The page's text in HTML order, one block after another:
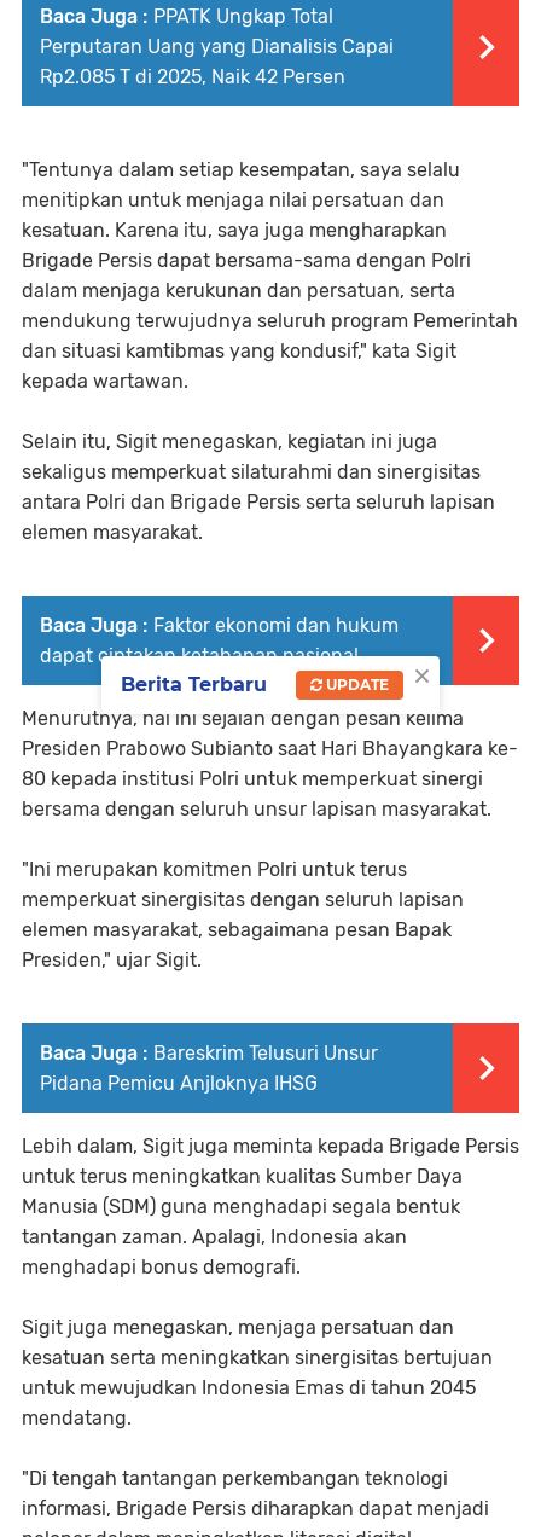
Baca Juga : PPATK Ungkap Total
Perputaran Uang yang Dianalisis Capai
Rp2.085 T di 2025, Naik 42 Persen
"Tentunya dalam setiap kesempatan, saya selalu
menitipkan untuk menjaga nilai persatuan dan
kesatuan. Karena itu, saya juga mengharapkan
Brigade Persis dapat bersama-sama dengan Polri
dalam menjaga kerukunan dan persatuan, serta
mendukung terwujudnya seluruh program Pemerintah
dan situasi kamtibmas yang kondusif," kata Sigit
kepada wartawan.
Selain itu, Sigit menegaskan, kegiatan ini juga
sekaligus memperkuat silaturahmi dan sinergisitas
antara Polri dan Brigade Persis serta seluruh lapisan
elemen masyarakat.
Baca Juga : Faktor ekonomi dan hukum
dapat ciptakan ketahanan nasional
Menurutnya, hal ini sejalan dengan pesan kelima
Presiden Prabowo Subianto saat Hari Bhayangkara ke-
80 kepada institusi Polri untuk memperkuat sinergi
bersama dengan seluruh unsur lapisan masyarakat.
"Ini merupakan komitmen Polri untuk terus
memperkuat sinergisitas dengan seluruh lapisan
elemen masyarakat, sebagaimana pesan Bapak
Presiden," ujar Sigit.
Baca Juga : Bareskrim Telusuri Unsur
Pidana Pemicu Anjloknya IHSG
Lebih dalam, Sigit juga meminta kepada Brigade Persis
untuk terus meningkatkan kualitas Sumber Daya
Manusia (SDM) guna menghadapi segala bentuk
tantangan zaman. Apalagi, Indonesia akan
menghadapi bonus demografi.
Sigit juga menegaskan, menjaga persatuan dan
kesatuan serta meningkatkan sinergisitas bertujuan
untuk mewujudkan Indonesia Emas di tahun 2045
mendatang.
"Di tengah tantangan perkembangan teknologi
informasi, Brigade Persis diharapkan dapat menjadi
×
Berita Terbaru UPDATE